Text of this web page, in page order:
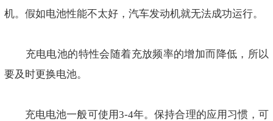
机。假如电池性能不太好，汽车发动机就无法成功运行。
充电电池的特性会随着充放频率的增加而降低，所以
要及时更换电池。
充电电池一般可使用3-4年。保持合理的应用习惯，可